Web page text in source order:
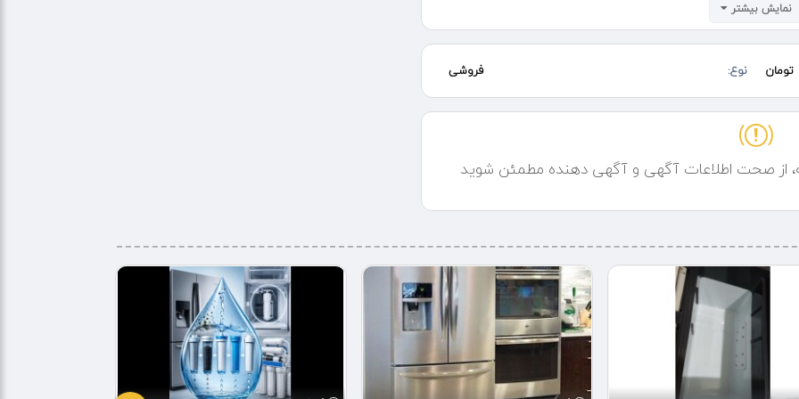
نمایش بیشتر
تومان نوع: فروشی
از صحت اطلاعات آگهی و آگهی دهنده مطمئن شوید